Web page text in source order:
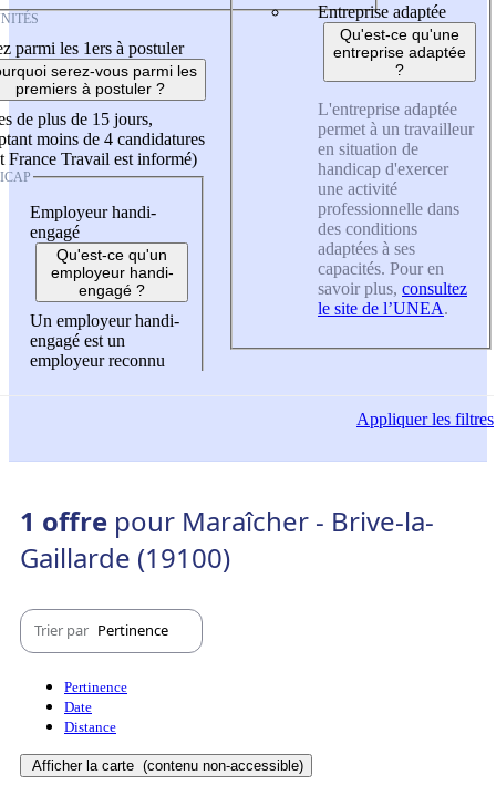
parmi les 1ers à postuler
serez-vous parmi les
premiers à postuler ?
de plus de 15 jours,
moins de 4 candidatures
France Travail est informé)
Employeur handi-
engagé
Qu'est-ce qu'un
employeur handi-
engagé ?
Un employeur handi-
engagé est un
employeur reconnu
Entreprise adaptée
Qu'est-ce qu'une
entreprise adaptée
?
L'entreprise adaptée
permet à un travailleur
en situation de
handicap d'exercer
une activité
professionnelle dans
des conditions
adaptées à ses
capacités. Pour en
savoir plus, consultez
le site de l’UNEA.
Appliquerles filtres
1 offre pour Maraîcher - Brive-la-
Gaillarde (19100)
Trier par Pertinence
Pertinence
Date
Distance
Afficher la carte (contenu non-accessible)